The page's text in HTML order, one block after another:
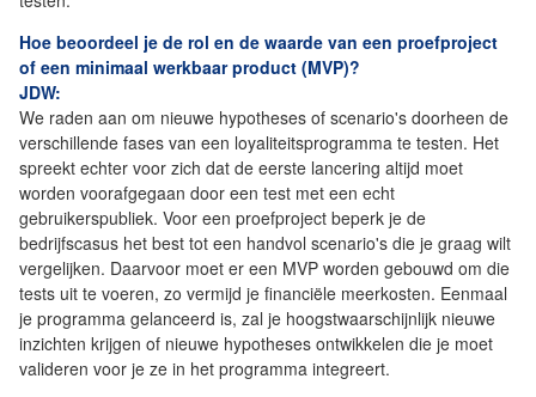
Hoe beoordeel je de rol en de waarde van een proefproject
of een minimaal werkbaar product (MVP)?
JDW:
We raden aan om nieuwe hypotheses of scenario's doorheen de
verschillende fases van een loyaliteitsprogramma te testen. Het
spreekt echter voor zich dat de eerste lancering altijd moet
worden voorafgegaan door een test met een echt
gebruikerspubliek. Voor een proefproject beperk je de
bedrijfscasus het best tot een handvol scenario's die je graag wilt
vergelijken. Daarvoor moet er een MVP worden gebouwd om die
tests uit te voeren, zo vermijd je financiële meerkosten. Eenmaal
je programma gelanceerd is, zal je hoogstwaarschijnlijk nieuwe
inzichten krijgen of nieuwe hypotheses ontwikkelen die je moet
valideren voor je ze in het programma integreert.